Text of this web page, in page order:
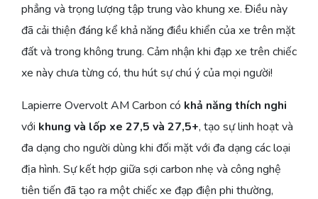
phẳng và trọng lượng tập trung vào khung xe. Điều này
đã cải thiện đáng kể khả năng điều khiển của xe trên mặt
đất và trong không trung. Cảm nhận khi đạp xe trên chiếc
xe này chưa từng có, thu hút sự chú ý của mọi người!
Lapierre Overvolt AM Carbon có khả năng thích nghi
với khung và lốp xe 27,5 và 27,5+, tạo sự linh hoạt và
đa dạng cho người dùng khi đối mặt với đa dạng các loại
địa hình. Sự kết hợp giữa sợi carbon nhẹ và công nghệ
tiên tiến đã tạo ra một chiếc xe đạp điện phi thường,